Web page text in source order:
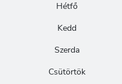
Hétfő
Kedd
Szerda
Csütörtök